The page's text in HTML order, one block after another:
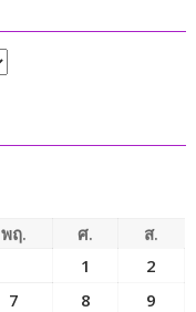
พฤ. ศ.
ส.
1
2
7 8
9